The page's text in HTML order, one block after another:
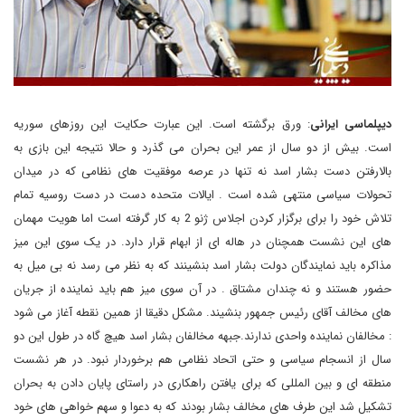
دیپلماسی ایرانی: ورق برگشته است. این عبارت حکایت این روزهای سوریه
است. بیش از دو سال از عمر این بحران می گذرد و حالا نتیجه این بازی به
بالارفتن دست بشار اسد نه تنها در عرصه موفقیت های نظامی که در میدان
تحولات سیاسی منتهی شده است . ایالات متحده دست در دست روسیه تمام
تلاش خود را برای برگزار کردن اجلاس ژنو 2 به کار گرفته است اما هویت مهمان
های این نشست همچنان در هاله ای از ابهام قرار دارد. در یک سوی این میز
مذاکره باید نمایندگان دولت بشار اسد بنشینند که به نظر می رسد نه بی میل به
حضور هستند و نه چندان مشتاق . در آن سوی میز هم باید نماینده از جریان
های مخالف آقای رئیس جمهور بنشیند. مشکل دقیقا از همین نقطه آغاز می شود
: مخالفان نماینده واحدی ندارند.جبهه مخالفان بشار اسد هیچ گاه در طول این دو
سال از انسجام سیاسی و حتی اتحاد نظامی هم برخوردار نبود. در هر نشست
منطقه ای و بین المللی که برای یافتن راهکاری در راستای پایان دادن به بحران
تشکیل شد این طرف های مخالف بشار بودند که به دعوا و سهم خواهی های خود